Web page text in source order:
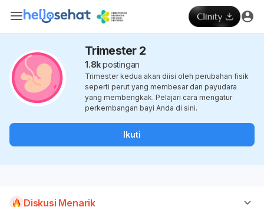
Trimester 2
1.8kpostingan
Trimester kedua akan diisi oleh perubahan fisik
seperti perut yang membesar dan payudara
yang membengkak. Pelajari cara mengatur
perkembangan bayi Anda di sini.
Ikuti
Diskusi Menarik